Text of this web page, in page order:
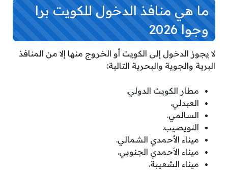
ما هي منافذ الدخول للكويت برا
وجوا 2026
لا يجوز الدخول إلى الكويت أو الخروج منها إلا من المنافذ
البرية والجوية والبحرية التالية:
مطار الكويت الدولي.
العبدلي.
السالمي.
النويصيب.
ميناء الأحمدي الشمالي.
ميناء الأحمدي الجنوبي.
ميناء الشعيبة.